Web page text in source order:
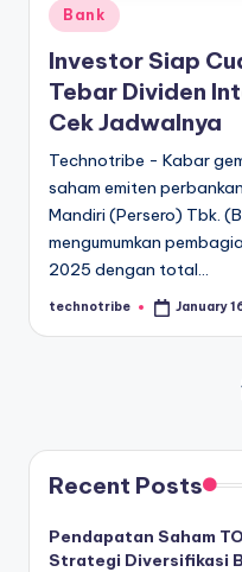
Posted
in
Bank
Investor Siap
Tebar Dividen
Cek Jadwalnya
Technotribe - Kabar
saham emiten
Mandiri (Persero) Tbk.
mengumumkan
2025 dengan total…
Posted
technotribe January
pagination
Recent Posts
Pendapatan Saham
Strategi Diversifikasi